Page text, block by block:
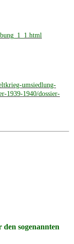
umsiedlung-
1939-1940/dossier-
sogenannten